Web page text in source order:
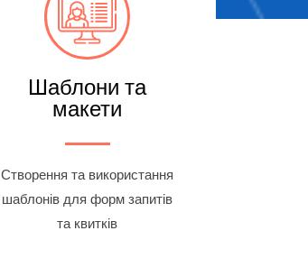
Шаблони та
макети
Створення та використання
шаблонів для форм запитів
та квитків